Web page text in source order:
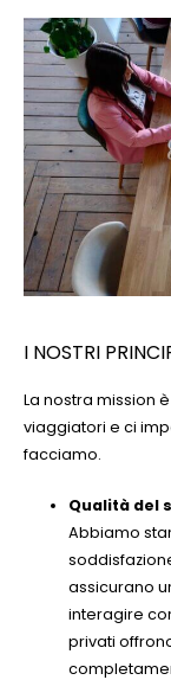
I NOSTRI
La nostra mission
viaggiatori e ci
facciamo.
Qualità del
Abbiamo
assicurano
interagire
privati